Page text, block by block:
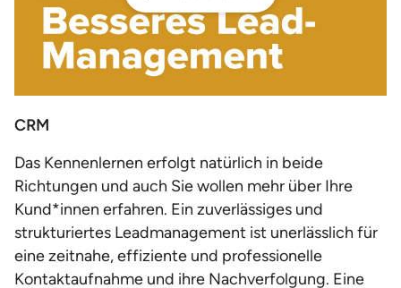
CRM
Das Kennenlernen erfolgt natürlich in beide
Richtungen und auch Sie wollen mehr über Ihre
Kund*innen erfahren. Ein zuverlässiges und
strukturiertes Leadmanagement ist unerlässlich für
eine zeitnahe, effiziente und professionelle
Kontaktaufnahme und ihre Nachverfolgung. Eine